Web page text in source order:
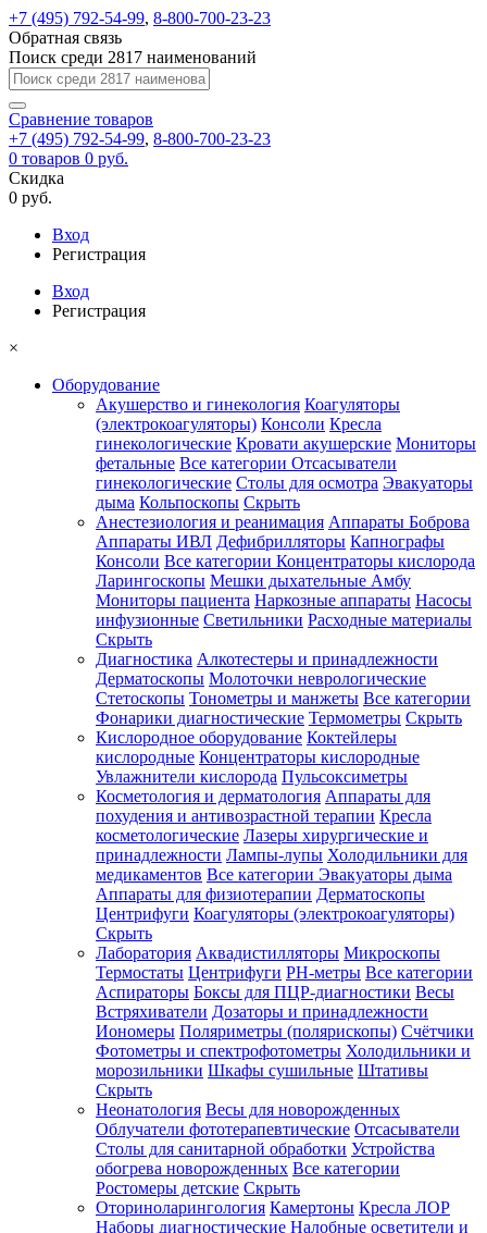
+7 (495) 792-54-99, 8-800-700-23-23
Обратная связь
Поиск среди 2817 наименований
Сравнение товаров
+7 (495) 792-54-99, 8-800-700-23-23
0 товаров 0 руб.
Скидка
0 руб.
Вход
Регистрация
Вход
Регистрация
×
Оборудование
Акушерство и гинекология Коагуляторы
(электрокоагуляторы) Консоли Кресла
гинекологические Кровати акушерские Мониторы
фетальные Все категории Отсасыватели
гинекологические Столы для осмотра Эвакуаторы
дыма Кольпоскопы Скрыть
Анестезиология и реанимация Аппараты Боброва
Аппараты ИВЛ Дефибрилляторы Капнографы
Консоли Все категории Концентраторы кислорода
Ларингоскопы Мешки дыхательные Амбу
Мониторы пациента Наркозные аппараты Насосы
инфузионные Светильники Расходные материалы
Скрыть
Диагностика Алкотестеры и принадлежности
Дерматоскопы Молоточки неврологические
Стетоскопы Тонометры и манжеты Все категории
Фонарики диагностические Термометры Скрыть
Кислородное оборудование Коктейлеры
кислородные Концентраторы кислородные
Увлажнители кислорода Пульсоксиметры
Косметология и дерматология Аппараты для
похудения и антивозрастной терапии Кресла
косметологические Лазеры хирургические и
принадлежности Лампы-лупы Холодильники для
медикаментов Все категории Эвакуаторы дыма
Аппараты для физиотерапии Дерматоскопы
Центрифуги Коагуляторы (электрокоагуляторы)
Скрыть
Лаборатория Аквадистилляторы Микроскопы
Термостаты Центрифуги PH-метры Все категории
Аспираторы Боксы для ПЦР-диагностики Весы
Встряхиватели Дозаторы и принадлежности
Иономеры Поляриметры (полярископы) Счётчики
Фотометры и спектрофотометры Холодильники и
морозильники Шкафы сушильные Штативы
Скрыть
Неонатология Весы для новорожденных
Облучатели фототерапевтические Отсасыватели
Столы для санитарной обработки Устройства
обогрева новорожденных Все категории
Ростомеры детские Скрыть
Оториноларингология Камертоны Кресла ЛОР
Наборы диагностические Налобные осветители и